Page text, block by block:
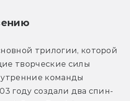
трилогии, которой
творческие силы
команды
году создали два спин-